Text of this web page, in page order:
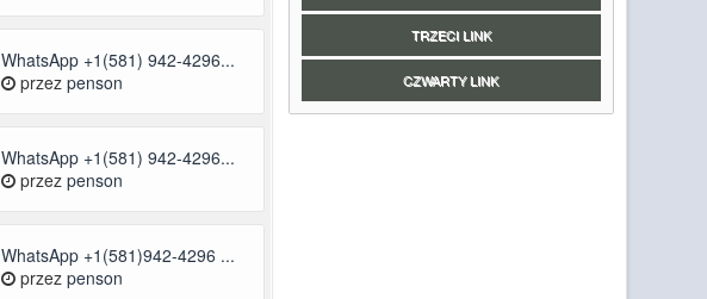
TRZECI LINK
CZWARTY LINK
WhatsApp +1(581) 942-4296...
przezpenson
WhatsApp +1(581) 942-4296...
przezpenson
WhatsApp +1(581)942-4296 ...
przezpenson